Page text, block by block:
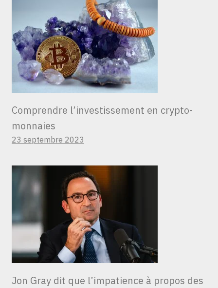
Comprendre l’investissement en crypto-
monnaies
23 septembre 2023
Jon Gray dit que l’impatience à propos des